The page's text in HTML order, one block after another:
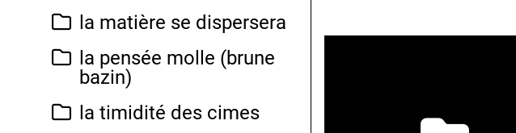
la matière se dispersera
la pensée molle (brune
bazin)
la timidité des cimes